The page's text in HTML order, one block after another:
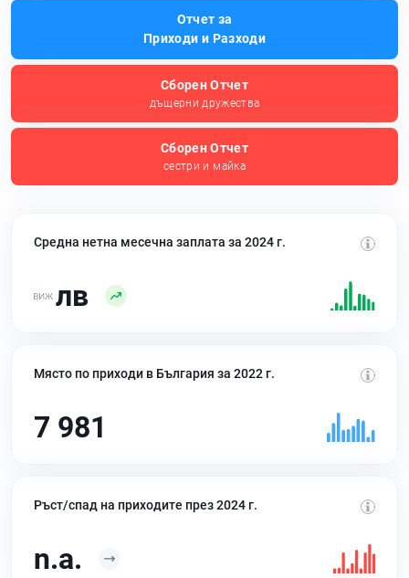
Отчет за
Приходи и Разходи
Сборен Отчет
дъщерни дружества
Сборен Отчет
сестри и майка
Средна нетна месечна заплата за 2024 г.
лв
Място по приходи в България за 2022 г.
7 981
Ръст/спад на приходите през 2024 г.
n.a.